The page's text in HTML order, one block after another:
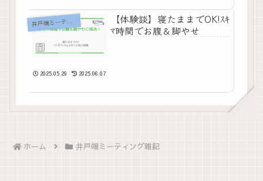
井戸端ミーティング雑記
【体験談】寝たままでOK!ｽｷ
ﾏ時間でお腹＆脚やせ
2025.05.29 2025.06.07
ホーム 井戸端ミーティング雑記